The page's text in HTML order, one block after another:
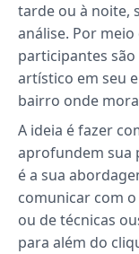
tarde ou à noite,
análise. Por
participantes
artístico em seu
bairro onde
A ideia é fazer
aprofundem sua
é a sua
comunicar com
ou de técnicas
para além do